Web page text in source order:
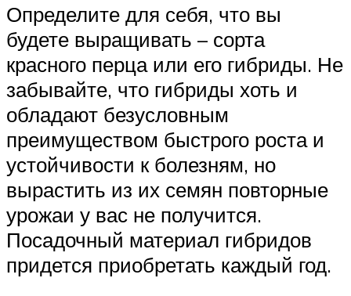
Определите для себя, что вы
будете выращивать – сорта
красного перца или его гибриды. Не
забывайте, что гибриды хоть и
обладают безусловным
преимуществом быстрого роста и
устойчивости к болезням, но
вырастить из их семян повторные
урожаи у вас не получится.
Посадочный материал гибридов
придется приобретать каждый год.